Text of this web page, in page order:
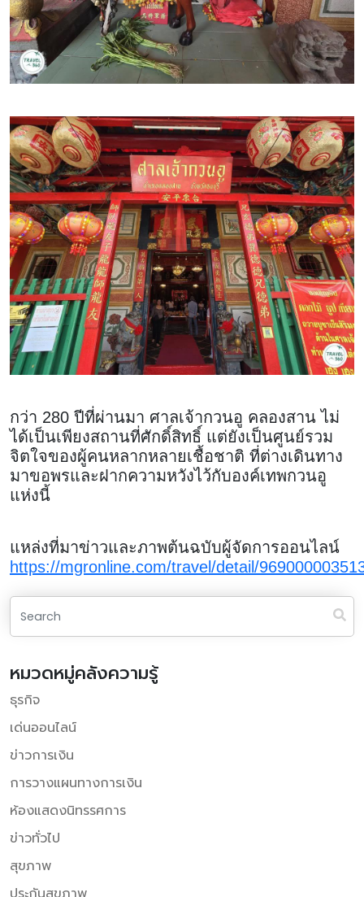
กว่า 280 ปีที่ผ่านมา ศาลเจ้ากวนอู คลองสาน ไม่
ได้เป็นเพียงสถานที่ศักดิ์สิทธิ์ แต่ยังเป็นศูนย์รวม
จิตใจของผู้คนหลากหลายเชื้อชาติ ที่ต่างเดินทาง
มาขอพรและฝากความหวังไว้กับองค์เทพกวนอู
แห่งนี้
แหล่งที่มาข่าวและภาพต้นฉบับผู้จัดการออนไลน์
https://mgronline.com/travel/detail/
หมวดหมู่คลังความรู้
ธุรกิจ
เด่นออนไลน์
ข่าวการเงิน
การวางแผนทางการเงิน
ห้องแสดงนิทรรศการ
ข่าวทั่วไป
สุขภาพ